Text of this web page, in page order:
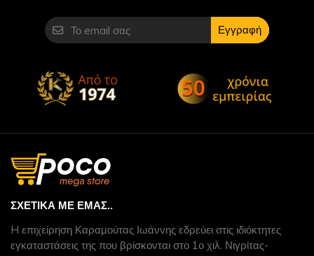
Εγγραφή
ΣΧΕΤΙΚΆ ΜΕ ΕΜΆΣ..
H επιχείρηση Καραμούτας Ιωάννης εδρεύει στις ιδιόκτητες
εγκαταστάσεις της που βρίσκονται στο 1ο χιλ. Νιγρίτας-